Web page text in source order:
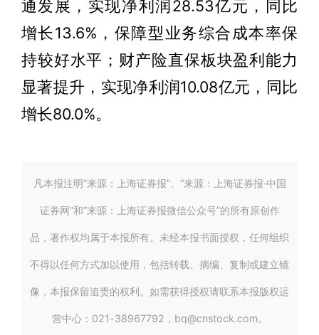
通发展，实现净利润28.53亿元，同比
增长13.6%，保障型业务综合成本率保
持较好水平；财产险直保板块盈利能力
显著提升，实现净利润10.08亿元，同比
增长80.0%。
凡本报注明“来源：上海证券报”、“来源：上海证券报·中国
证券网”和“来源：上海证券报微信公众号”的所有原创作
品，著作权均属于本报所有。未经本报书面授权，任何组织
不得以任何方式加以使用，包括转载、摘编、复制或建立镜
像，本报保留追责的权利。如需获得授权请联系本报版权运
营中心：021-38967792，bq@cnstock.com。